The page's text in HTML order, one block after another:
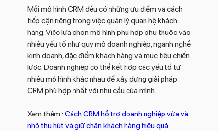
Mỗi mô hình CRM đều có những ưu điểm và cách
tiếp cận riêng trong việc quản lý quan hệ khách
hàng. Việc lựa chọn mô hình phù hợp phụ thuộc vào
nhiều yếu tố như quy mô doanh nghiệp, ngành nghề
kinh doanh, đặc điểm khách hàng và mục tiêu chiến
lược. Doanh nghiệp có thể kết hợp các yếu tố từ
nhiều mô hình khác nhau để xây dựng giải pháp
CRM phù hợp nhất với nhu cầu của mình.
Xem thêm : Cách CRM hỗ trợ doanh nghiệp vừa và
nhỏ thu hút và giữ chân khách hàng hiệu quả